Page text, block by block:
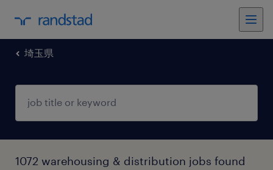
埼玉県
1072 warehousing & distribution jobs found